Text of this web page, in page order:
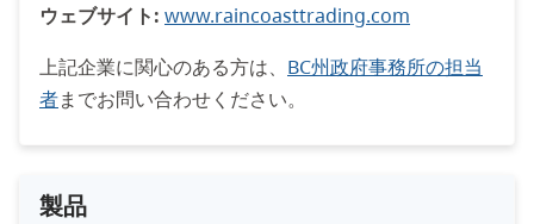
ウェブサイト: www.raincoasttrading.com
上記企業に関心のある方は、 BC州政府事務所の担当
者までお問い合わせください。
製品